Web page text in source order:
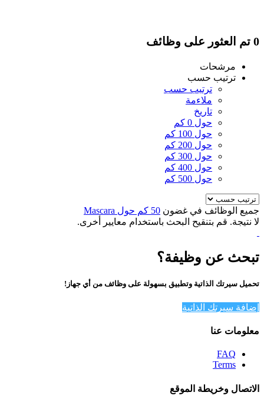
0 تم العثور على وظائف
مرشحات
ترتيب حسب
ترتيب حسب
ملاءمة
تاريخ
حول 0 كم
حول 100 كم
حول 200 كم
حول 300 كم
حول 400 كم
حول 500 كم
جميع الوظائف في غضون 50 كم حول Mascara
لا نتيجة. قم بتنقيح البحث باستخدام معايير أخرى.
تبحث عن وظيفة؟
تحميل سيرتك الذاتية وتطبيق بسهولة على وظائف من أي جهاز!
إضافة سيرتك الذاتية
معلومات عنا
FAQ
Terms
الاتصال وخريطة الموقع